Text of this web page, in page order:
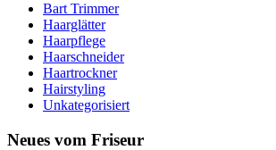
Bart Trimmer
Haarglätter
Haarpflege
Haarschneider
Haartrockner
Hairstyling
Unkategorisiert
Neues vom Friseur